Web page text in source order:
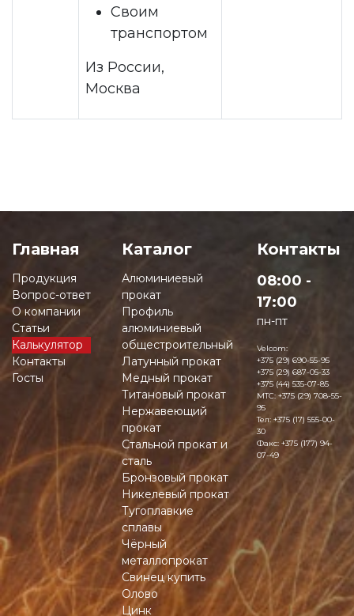
Своим
транспортом
Из России,
Москва
Главная
Продукция
Вопрос-ответ
О компании
Статьи
Калькулятор
Контакты
Госты
Каталог
Алюминиевый
прокат
Профиль
алюминиевый
общестроительный
Латунный прокат
Медный прокат
Титановый прокат
Нержавеющий
прокат
Стальной прокат и
сталь
Бронзовый прокат
Никелевый прокат
Тугоплавкие
сплавы
Чёрный
металлопрокат
Свинец купить
Олово
Цинк
Контакты
08:00 -
17:00
пн-пт
Velcom:
+375 (29) 690-55-95
+375 (29) 687-05-33
+375 (44) 535-07-85
MTC:+375 (29) 708-55-
95
Тел: +375 (17) 555-00-
30
Факс: +375 (177) 94-
07-49